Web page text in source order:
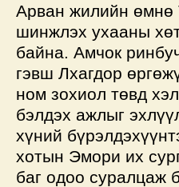
Арван жилийн
шинжлэх ухааны
байна. Амчок
гэвш Лхагдор
ном зохиол төвд
бэлдэх ажлыг
хүний
хотын Эмори их
баг одоо суралцаж